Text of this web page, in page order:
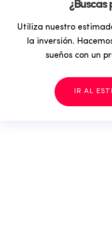
¿Buscas
Utiliza nuestro
la inversión.
sueños con un
IR AL